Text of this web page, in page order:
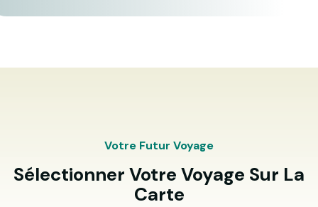
Votre Futur Voyage
Sélectionner Votre Voyage Sur La
Carte